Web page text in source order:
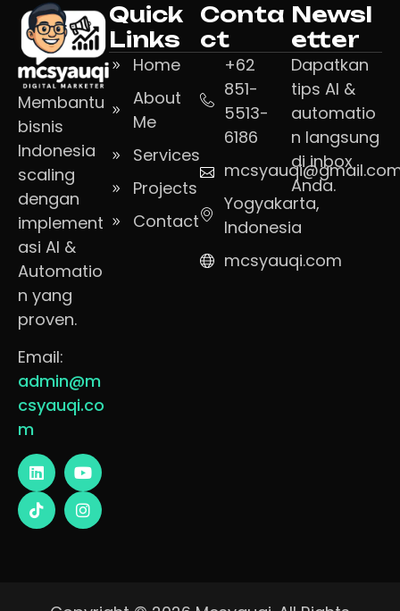
Membantu
bisnis
Indonesia
scaling
dengan
implement
asi AI &
Automatio
n yang
proven.
Email:
admin@m
csyauqi.co
m
Quick
Links
Home
About
Me
Services
Projects
Contact
Conta
ct
+62
851-
5513-
6186
Yogyakarta,
Indonesia
mcsyauqi.com
Newsl
etter
Dapatkan
tips AI &
automatio
n langsung
di inbox
Anda.